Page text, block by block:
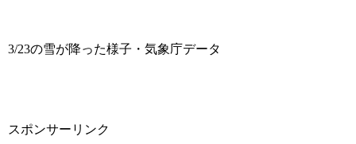
3/23の雪が降った様子・気象庁データ
スポンサーリンク